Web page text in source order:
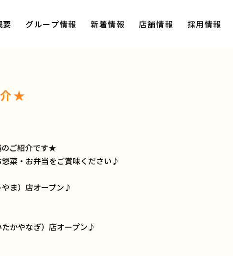
要 グループ情報 新着情報 店舗情報 採用情報
★
のご紹介です★
菜・お弁当をご賞味ください♪
ま）店オープン♪
かやなぎ）店オープン♪